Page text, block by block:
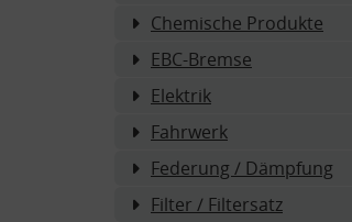
Chemische Produkte
EBC-Bremse
Elektrik
Fahrwerk
Federung / Dämpfung
Filter / Filtersatz